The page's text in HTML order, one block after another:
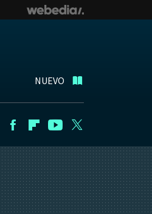
NUEVO
InstagramFacebookFlipboard
Youtube